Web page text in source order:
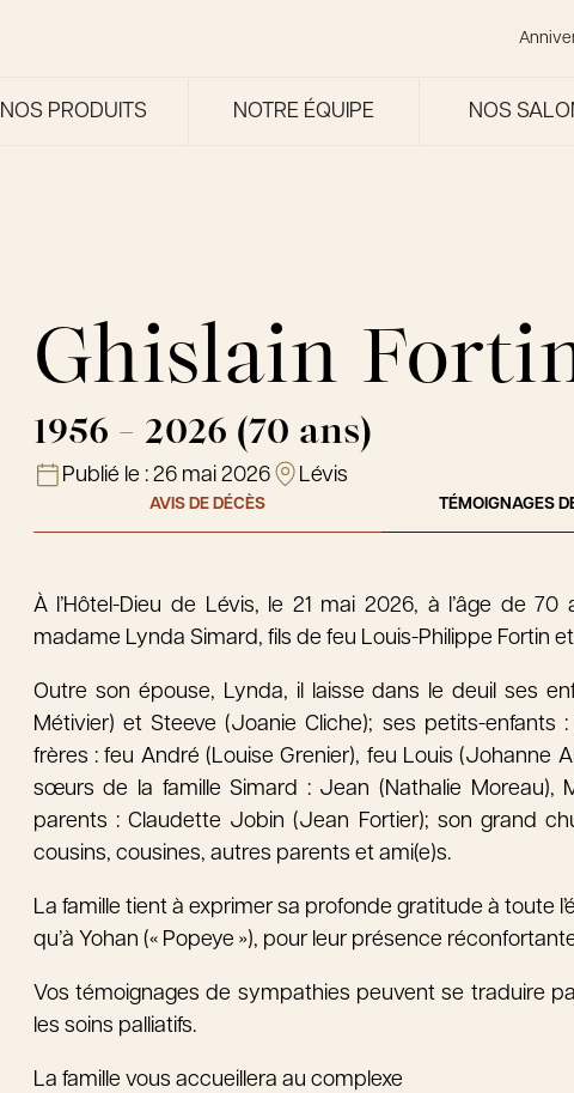
NOS PRODUITS NOTRE ÉQUIPE NOS
Ghislain
1956 - 2026 (70 ans)
Publié le : 26 mai 2026 Lévis
AVIS DE DÉCÈS TÉMOIGNAGES
À l’Hôtel-Dieu de Lévis, le 21 mai 2026, à l’âge de
madame Lynda Simard, fils de feu Louis-Philippe Fortin
Outre son épouse, Lynda, il laisse dans le deuil ses
Métivier) et Steeve (Joanie Cliche); ses petits-enfants
frères : feu André (Louise Grenier), feu Louis (Johanne
sœurs de la famille Simard : Jean (Nathalie Moreau),
parents : Claudette Jobin (Jean Fortier); son grand
cousins, cousines, autres parents et ami(e)s.
La famille tient à exprimer sa profonde gratitude à toute
qu’à Yohan (« Popeye »), pour leur présence
Vos témoignages de sympathies peuvent se traduire
les soins palliatifs.
La famille vous accueillera au complexe